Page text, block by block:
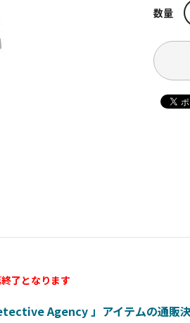
数量
了となります
Agency 」アイテムの通販決